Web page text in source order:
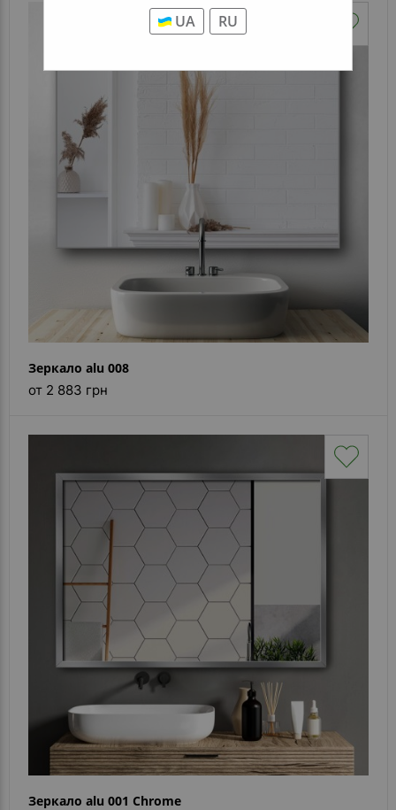
UA RU
Зеркало alu 008
от 2 883 грн
Зеркало alu 001 Chrome